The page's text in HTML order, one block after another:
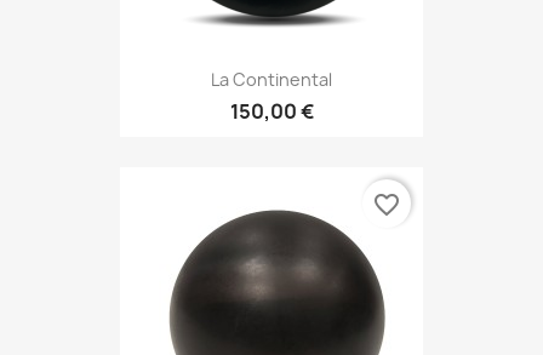
La Continental
150,00 €
favorite_border